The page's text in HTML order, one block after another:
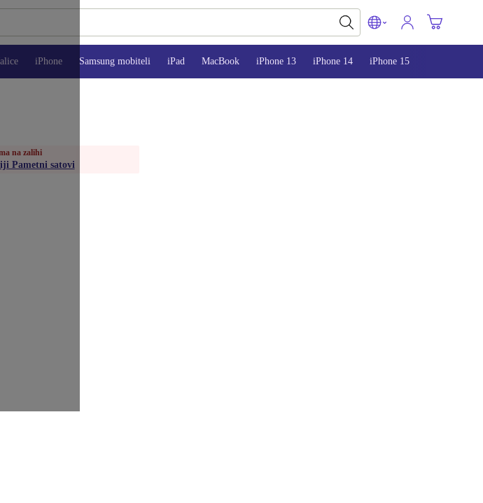
iPhone Samsung mobiteli iPad MacBook iPhone 13 iPhone 14 iPhone 15
na zalihi
Pametni satovi